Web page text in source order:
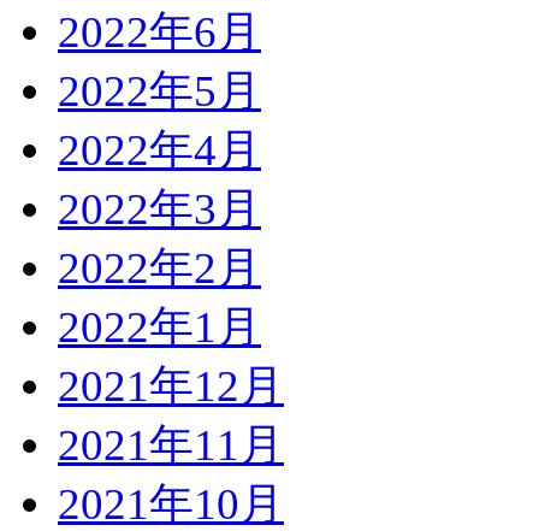
2022年6月
2022年5月
2022年4月
2022年3月
2022年2月
2022年1月
2021年12月
2021年11月
2021年10月